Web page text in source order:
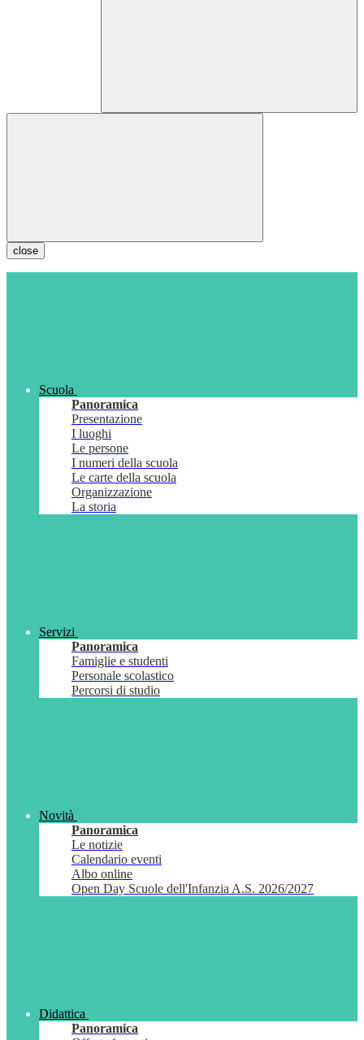
close
Scuola
Panoramica
Presentazione
I luoghi
Le persone
I numeri della scuola
Le carte della scuola
Organizzazione
La storia
Servizi
Panoramica
Famiglie e studenti
Personale scolastico
Percorsi di studio
Novità
Panoramica
Le notizie
Calendario eventi
Albo online
Open Day Scuole dell'Infanzia A.S. 2026/2027
Didattica
Panoramica